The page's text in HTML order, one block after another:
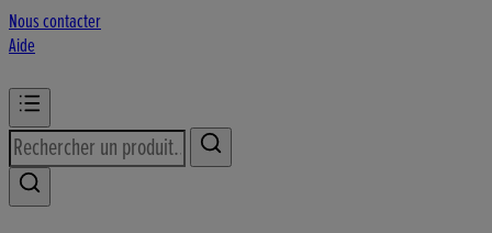
Nous contacter
Aide